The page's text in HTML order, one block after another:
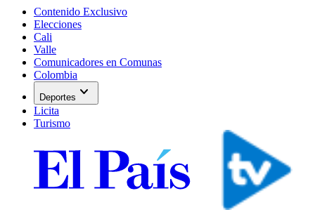
Contenido Exclusivo
Elecciones
Cali
Valle
Comunicadores en Comunas
Colombia
Deportes expand_more
Licita
Turismo